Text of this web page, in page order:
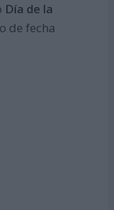
Día de la
de fecha